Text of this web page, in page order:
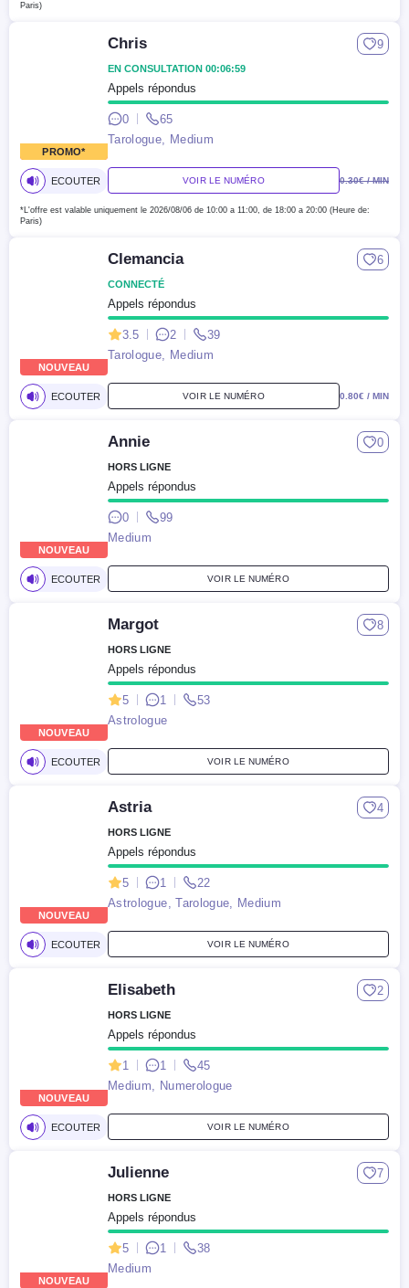
Paris)
PROMO*
NOUVEAU
Chris 9
EN CONSULTATION 00:06:59
Appels répondus
0
65
Tarologue, Medium
ECOUTER VOIR LE NUMÉRO 0.30€ / MIN
*L'offre est valable uniquement le 2026/08/06 de 10:00 a 11:00, de 18:00 a 20:00 (Heure de:
Paris)
NOUVEAU
Clemancia 6
CONNECTÉ
Appels répondus
3.5 2
39
Tarologue, Medium
ECOUTER VOIR LE NUMÉRO 0.80€ / MIN
NOUVEAU
Annie 0
HORS LIGNE
Appels répondus
0
99
Medium
ECOUTER VOIR LE NUMÉRO
NOUVEAU
Margot 8
HORS LIGNE
Appels répondus
5 1
53
Astrologue
ECOUTER VOIR LE NUMÉRO
NOUVEAU
Astria 4
HORS LIGNE
Appels répondus
5 1
22
Astrologue, Tarologue, Medium
ECOUTER VOIR LE NUMÉRO
NOUVEAU
Elisabeth 2
HORS LIGNE
Appels répondus
1 1
45
Medium, Numerologue
ECOUTER VOIR LE NUMÉRO
NOUVEAU
Julienne 7
HORS LIGNE
Appels répondus
5 1
38
Medium